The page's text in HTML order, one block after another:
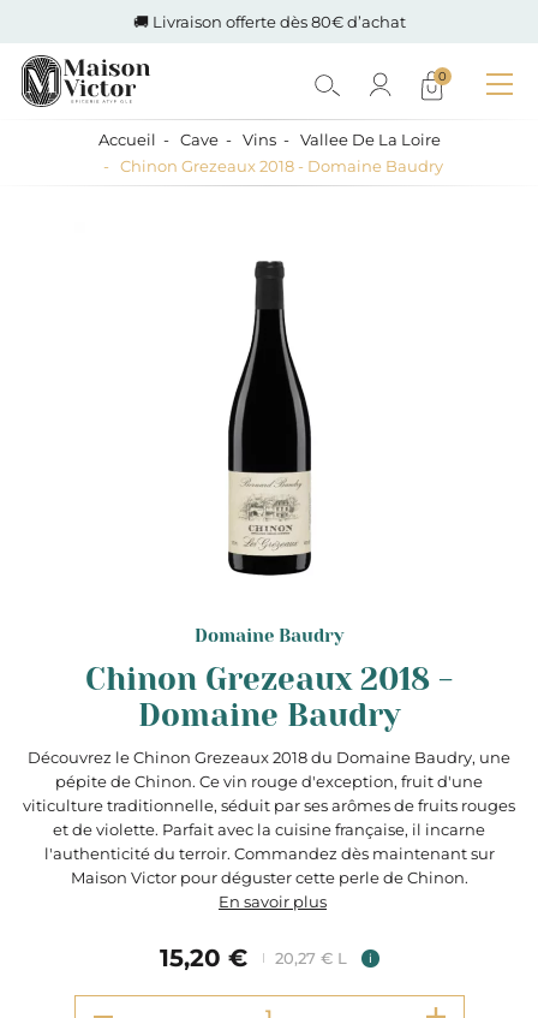
🚚 Livraison offerte dès 80€ d’achat
0
Accueil Cave Vins
Vallee De La Loire
Chinon Grezeaux 2018 - Domaine Baudry
Domaine Baudry
Chinon Grezeaux 2018 -
Domaine Baudry
Découvrez le Chinon Grezeaux 2018 du Domaine Baudry, une
pépite de Chinon. Ce vin rouge d'exception, fruit d'une
viticulture traditionnelle, séduit par ses arômes de fruits rouges
et de violette. Parfait avec la cuisine française, il incarne
l'authenticité du terroir. Commandez dès maintenant sur
Maison Victor pour déguster cette perle de Chinon.
En savoir plus
15,20 € 20,27 € L i